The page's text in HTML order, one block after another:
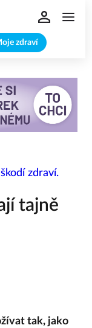
zdraví
tajně
tak, jako